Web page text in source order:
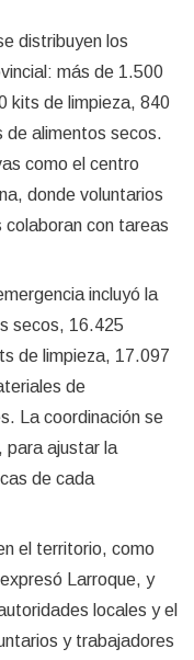
distribuyen los
más de 1.500
kits de limpieza, 840
de alimentos secos.
como el centro
donde voluntarios
colaboran con tareas
incluyó la
secos, 16.425
de limpieza, 17.097
de
La coordinación se
para ajustar la
de cada
el territorio, como
Larroque, y
locales y el
y trabajadores